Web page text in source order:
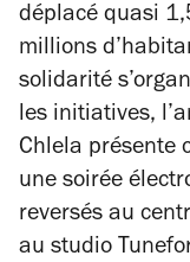
déplacé quasi
millions
solidarité
les initiatives,
Chlela présente
une soirée
reversés au
au studio